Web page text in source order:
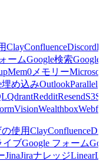
ClayConfluenceDiscord
ームGoogle検索
Mem0 メモリー
埋め込みOutlookParallel
QdrantRedditResendS3
VisionWealthbox
使用ClayConfluence
イブGoogle フォーム
JinaJiraナレッジLinear